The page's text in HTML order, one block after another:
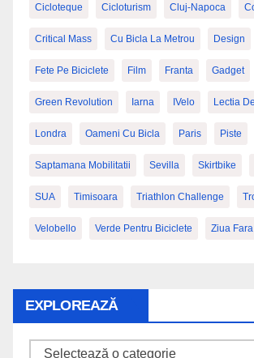
Cicloteque Cicloturism Cluj-Napoca
Critical Mass Cu Bicla La Metrou Design
Fete Pe Biciclete Film Franta Gadget
Green Revolution Iarna IVelo Lectia
Londra Oameni Cu Bicla Paris Piste
Saptamana Mobilitatii Sevilla Skirtbike
SUA Timisoara Triathlon Challenge
Velobello Verde Pentru Biciclete Ziua
EXPLOREAZĂ
Explorează